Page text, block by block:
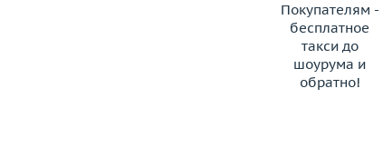
Покупателям -
бесплатное
такси до
шоурума и
обратно!
ЗАКАЗАТЬ ТАКСИ